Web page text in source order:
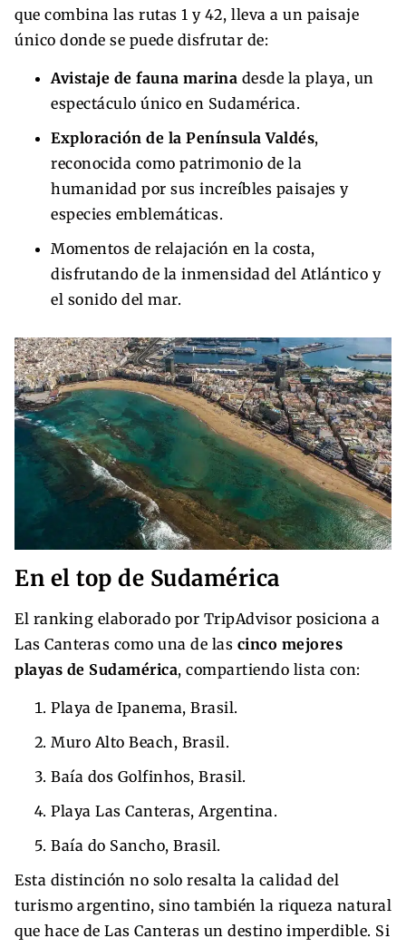
que combina las rutas 1 y 42, lleva a un paisaje
único donde se puede disfrutar de:
Avistaje de fauna marina desde la playa, un
espectáculo único en Sudamérica.
Exploración de la Península Valdés,
reconocida como patrimonio de la
humanidad por sus increíbles paisajes y
especies emblemáticas.
Momentos de relajación en la costa,
disfrutando de la inmensidad del Atlántico y
el sonido del mar.
En el top de Sudamérica
El ranking elaborado por TripAdvisor posiciona a
Las Canteras como una de las cinco mejores
playas de Sudamérica, compartiendo lista con:
Playa de Ipanema, Brasil.
Muro Alto Beach, Brasil.
Baía dos Golfinhos, Brasil.
Playa Las Canteras, Argentina.
Baía do Sancho, Brasil.
Esta distinción no solo resalta la calidad del
turismo argentino, sino también la riqueza natural
que hace de Las Canteras un destino imperdible. Si